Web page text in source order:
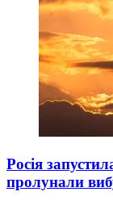
Росія
пролунали